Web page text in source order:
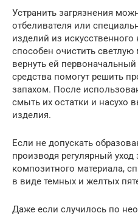
Устранить загрязнения
отбеливателя или
изделий из
способен очистить светлую
вернуть ей
средства помогут решить
запахом. После
смыть их остатки и насухо
изделия.
Если не допускать
производя регулярный уход
композитного материала,
в виде темных и желтых
Даже если случилось по